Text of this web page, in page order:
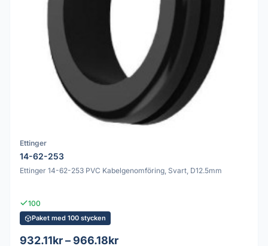
Ettinger
14-62-253
Ettinger 14-62-253 PVC Kabelgenomföring, Svart, D12.5mm
100
Paket med 100 stycken
932.11kr – 966.18kr